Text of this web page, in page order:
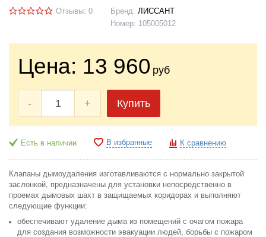
Отзывы: 0 Бренд: ЛИССАНТ
Номер: 105005012
Цена: 13 960 руб
- + Купить
Есть в наличии В избранные К сравнению
Клапаны дымоудаления изготавливаются с нормально закрытой
заслонкой, предназначены для установки непосредственно в
проемах дымовых шахт в защищаемых коридорах и выполняют
следующие функции:
обеспечивают удаление дыма из помещений с очагом пожара
для создания возможности эвакуации людей, борьбы с пожаром